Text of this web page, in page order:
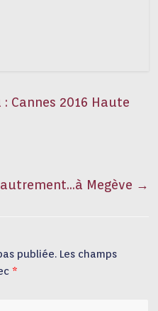
Cannes 2016 Haute
Megève →
publiée. Les champs
*